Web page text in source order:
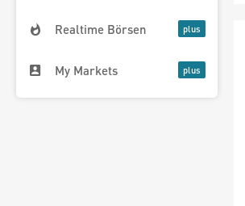
Realtime Börsen
My Markets